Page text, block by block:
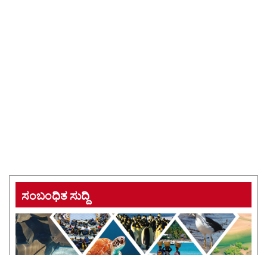
ಸಂಬಂಧಿತ ಸುದ್ದಿ